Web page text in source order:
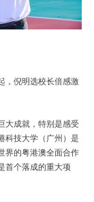
，倪明选校长倍感激
大成就，特别是感受
科技大学（广州）是
界的粤港澳全面合作
首个落成的重大项